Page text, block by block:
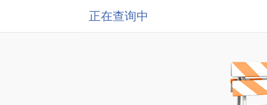
正在查询中